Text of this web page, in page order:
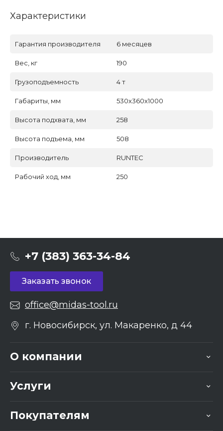
Характеристики
Гарантия производителя 6 месяцев
Вес, кг 190
Грузоподъемность 4 т
Габариты, мм 530x360x1000
Высота подхвата, мм 258
Высота подъема, мм 508
Производитель RUNTEC
Рабочий ход, мм 250
+7 (383) 363-34-84
Заказать звонок
office@midas-tool.ru
г. Новосибирск, ул. Макаренко, д 44
О компании
Услуги
Покупателям